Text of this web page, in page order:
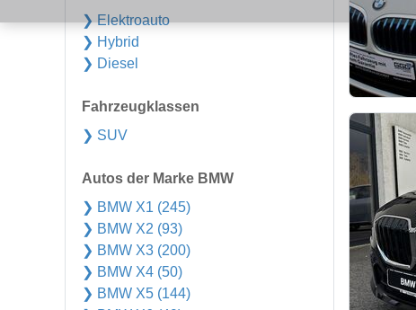
❯ Elektroauto
❯ Hybrid
❯ Diesel
Fahrzeugklassen
❯ SUV
Autos der Marke BMW
❯ BMW X1 (245)
❯ BMW X2 (93)
❯ BMW X3 (200)
❯ BMW X4 (50)
❯ BMW X5 (144)